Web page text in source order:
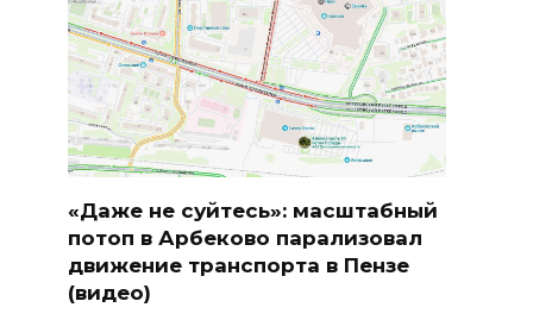
«Даже не суйтесь»: масштабный
потоп в Арбеково парализовал
движение транспорта в Пензе
(видео)